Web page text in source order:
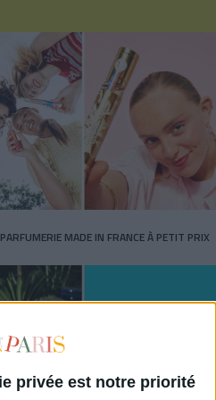
privée est notre priorité
MADE IN FRANCE À PETIT PRIX